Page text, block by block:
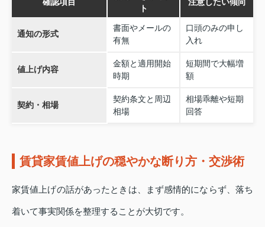
ト
通知の形式
書面やメールの
有無
口頭のみの申し
入れ
値上げ内容
金額と適用開始
時期
短期間で大幅増
額
契約・相場
契約条文と周辺
相場
相場乖離や短期
回答
賃貸家賃値上げの穏やかな断り方・交渉術
家賃値上げの話があったときは、まず感情的にならず、落ち
着いて事実関係を整理することが大切です。